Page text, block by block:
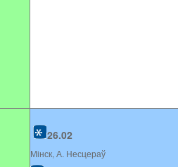
26.02
Мінск, А. Несцераў